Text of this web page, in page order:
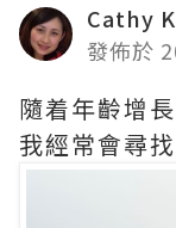
Cathy
發佈於
隨着年齡增
我經常會尋